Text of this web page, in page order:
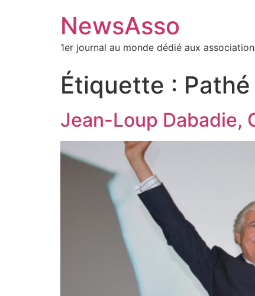
NewsAsso
1er journal au monde dédié aux
Étiquette :
Jean-Loup Dabadie,